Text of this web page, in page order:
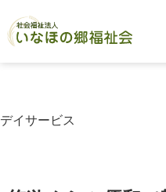
デイサービス